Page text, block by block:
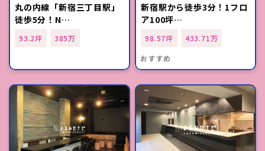
丸の内線「新宿三丁目駅」
徒歩5分！N…
93.2坪 385万
新宿駅から徒歩3分！1フロ
ア100坪…
98.57坪
433.71万
おすすめ